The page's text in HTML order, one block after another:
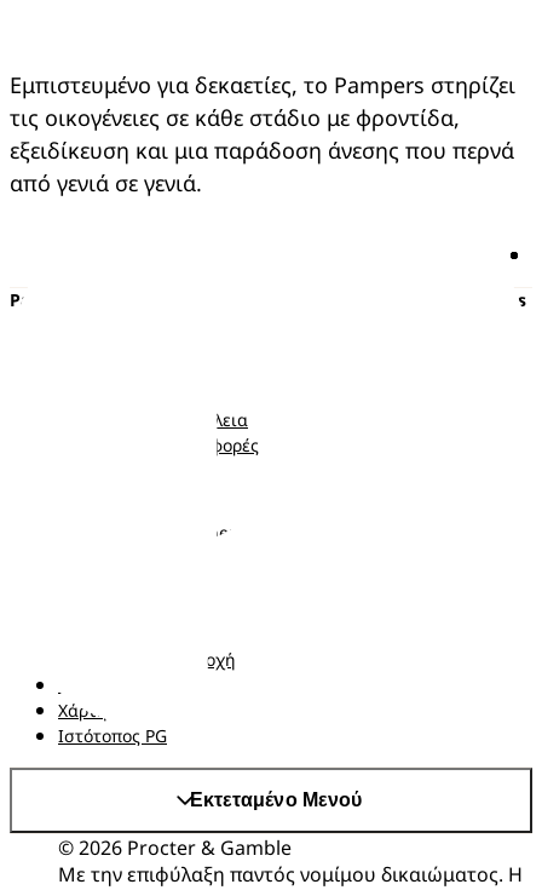
Εμπιστευμένο για δεκαετίες, το Pampers στηρίζει
τις οικογένειες σε κάθε στάδιο με φροντίδα,
εξειδίκευση και μια παράδοση άνεσης που περνά
από γενιά σε γενιά.
Pampers
Ποιότητα και Ασφάλεια
Κουπόνια και προσφορές
Περισσότερα από τα Pampers
Σχετικά με τα Pampers
Αλλαγή χώρα/περιοχή
Χάρτης ιστότοπου
Ιστότοπος PG
Εκτεταμένο Μενού
© 2026 Procter & Gamble
Με την επιφύλαξη παντός νομίμου δικαιώματος. Η